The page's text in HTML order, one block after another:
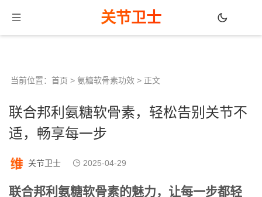
关节卫士
当前位置： 首页 > 氨糖软骨素功效 > 正文
联合邦利氨糖软骨素，轻松告别关节不
适，畅享每一步
关节卫士 2025-04-29
联合邦利氨糖软骨素的魅力，让每一步都轻